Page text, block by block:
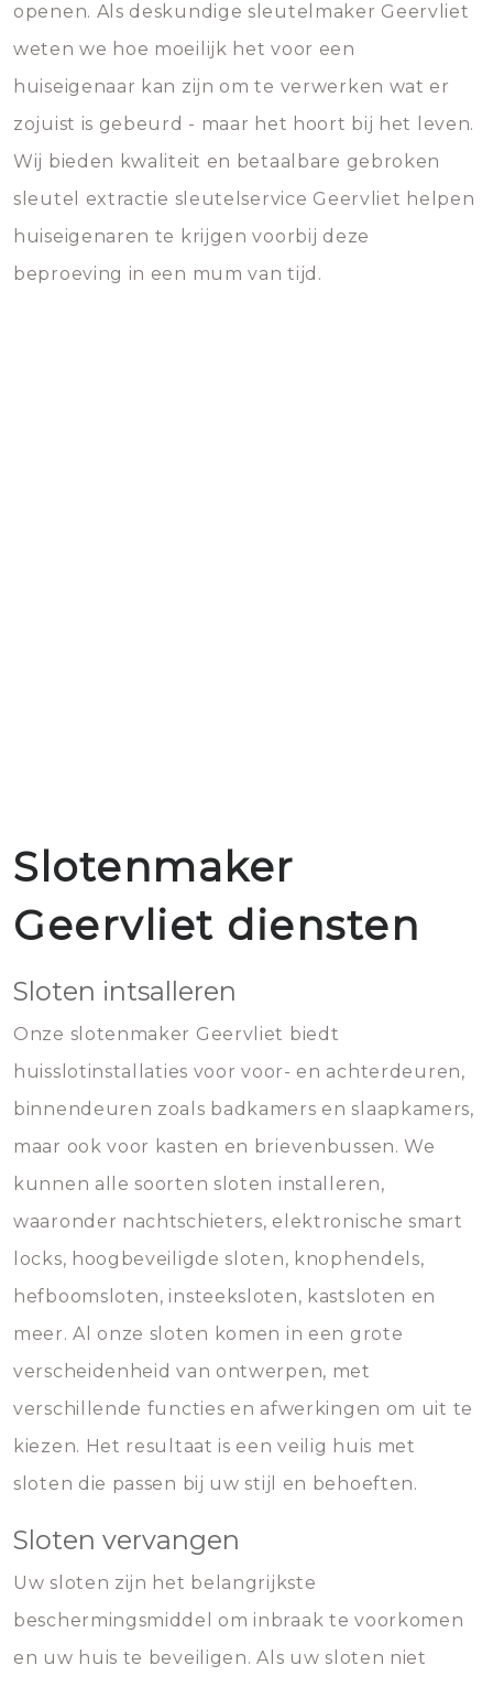
openen. Als deskundige sleutelmaker Geervliet
weten we hoe moeilijk het voor een
huiseigenaar kan zijn om te verwerken wat er
zojuist is gebeurd - maar het hoort bij het leven.
Wij bieden kwaliteit en betaalbare gebroken
sleutel extractie sleutelservice Geervliet helpen
huiseigenaren te krijgen voorbij deze
beproeving in een mum van tijd.
Slotenmaker
Geervliet diensten
Sloten intsalleren
Onze slotenmaker Geervliet biedt
huisslotinstallaties voor voor- en achterdeuren,
binnendeuren zoals badkamers en slaapkamers,
maar ook voor kasten en brievenbussen. We
kunnen alle soorten sloten installeren,
waaronder nachtschieters, elektronische smart
locks, hoogbeveiligde sloten, knophendels,
hefboomsloten, insteeksloten, kastsloten en
meer. Al onze sloten komen in een grote
verscheidenheid van ontwerpen, met
verschillende functies en afwerkingen om uit te
kiezen. Het resultaat is een veilig huis met
sloten die passen bij uw stijl en behoeften.
Sloten vervangen
Uw sloten zijn het belangrijkste
beschermingsmiddel om inbraak te voorkomen
en uw huis te beveiligen. Als uw sloten niet